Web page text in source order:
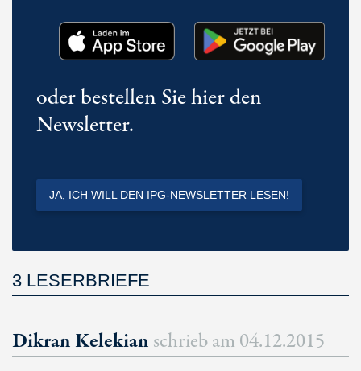
oder bestellen Sie hier den
Newsletter.
JA, ICH WILL DEN IPG-NEWSLETTER LESEN!
3 LESERBRIEFE
Dikran Kelekian schrieb am 04.12.2015